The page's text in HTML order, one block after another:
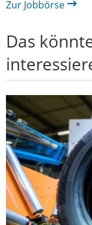
Zur Jobbörse
Das